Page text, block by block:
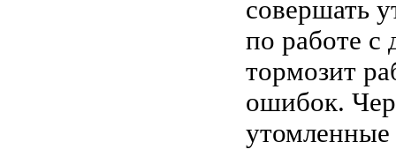
совершать
по работе
тормозит
ошибок.